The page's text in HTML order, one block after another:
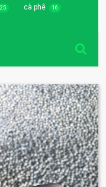
25 cà phê 16